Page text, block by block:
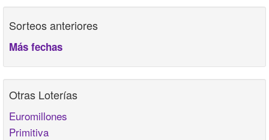
Sorteos anteriores
Más fechas
Otras Loterías
Euromillones
Primitiva